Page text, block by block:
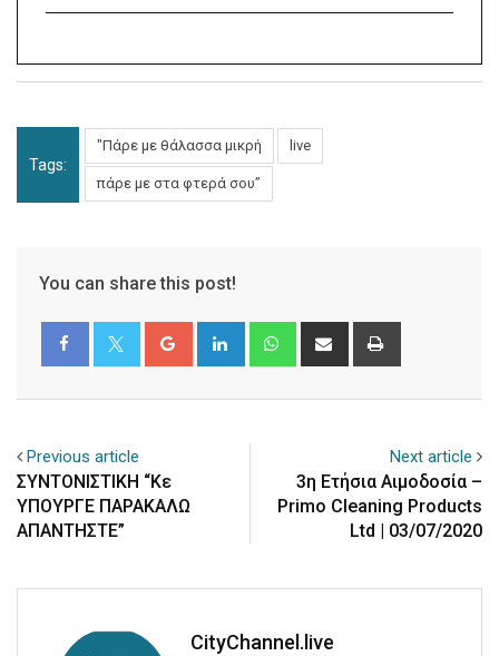
Tags:
"Πάρε με θάλασσα μικρή live
πάρε με στα φτερά σου”
You can share this post!
Google+ LinkedIn WhatsappShare
Previous article
ΣΥΝΤΟΝΙΣΤΙΚΗ “Κε
ΥΠΟΥΡΓΕ ΠΑΡΑΚΑΛΩ
ΑΠΑΝΤΗΣΤΕ”
Next article
3η Eτήσια Aιμοδοσία –
Primo Cleaning Products
Ltd | 03/07/2020
CityChannel.live